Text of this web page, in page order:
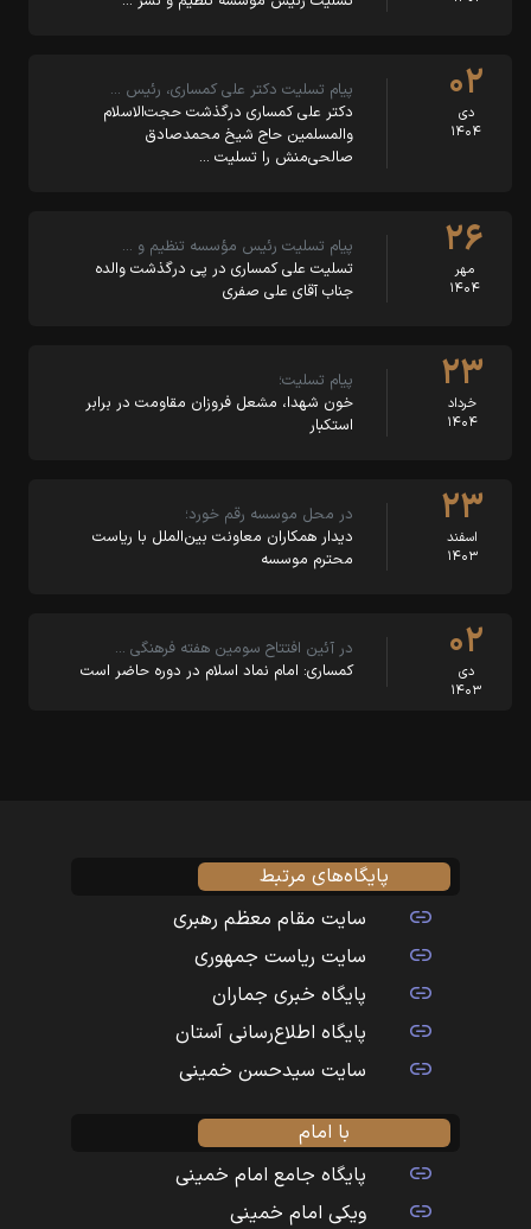
۰۲
دی
۱۴۰۴
پیام تسلیت دکتر علی کمساری، رئیس …
دکتر علی کمساری درگذشت حجت‌الاسلام
والمسلمین حاج شیخ محمدصادق
صالحی‌منش را تسلیت …
۲۶
مهر
۱۴۰۴
پیام تسلیت رئیس مؤسسه تنظیم و …
تسلیت علی کمساری در پی درگذشت والده
جناب آقای علی صفری
۲۳
خرداد
۱۴۰۴
پیام تسلیت؛
خون شهدا، مشعل فروزان مقاومت در برابر
استکبار
۲۳
اسفند
۱۴۰۳
در محل موسسه رقم خورد؛
دیدار همکاران معاونت بین‌الملل با ریاست
محترم موسسه
۰۲
دی
۱۴۰۳
در آئین افتتاح سومین هفته فرهنگی …
کمساری: امام نماد اسلام در دوره حاضر است
پایگاه‌های مرتبط
سایت مقام معظم رهبری
سایت ریاست جمهوری
پایگاه خبری جماران
پایگاه اطلاع‌رسانی آستان
سایت سیدحسن خمینی
با امام
پایگاه جامع امام خمینی
ویکی امام خمینی